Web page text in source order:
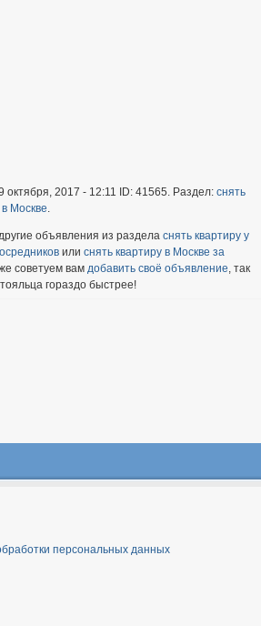
октября, 2017 - 12:11 ID: 41565. Раздел: снять
Москве.
объявления из раздела снять квартиру у
или снять квартиру в Москве за
советуем вам добавить своё объявление, так
гораздо быстрее!
персональных данных